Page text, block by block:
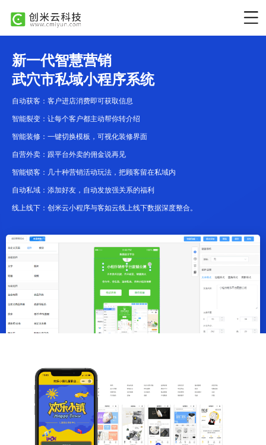
新一代智慧营销
武穴市私域小程序系统
自动获客：客户进店消费即可获取信息
智能裂变：让每个客户都主动帮你转介绍
智能装修：一键切换模板，可视化装修界面
自营外卖：跟平台外卖的佣金说再见
智能锁客：几十种营销活动玩法，把顾客留在私域内
自动私域：添加好友，自动发放强关系的福利
线上线下：创米云小程序与客如云线上线下数据深度整合。